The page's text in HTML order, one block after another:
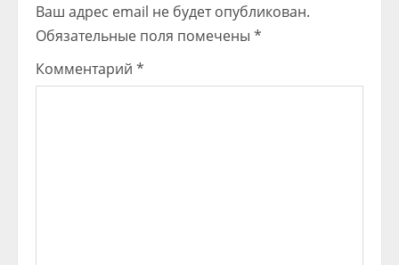
Ваш адрес email не будет опубликован.
Обязательные поля помечены *
Комментарий *